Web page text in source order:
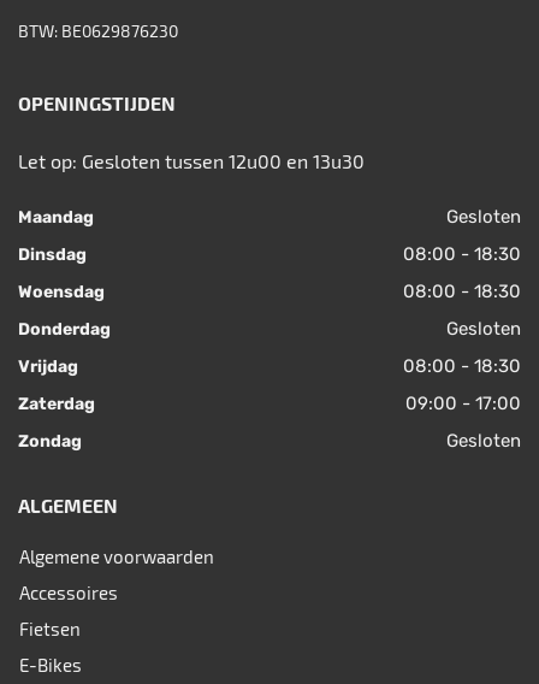
BTW: BE0629876230
OPENINGSTIJDEN
Let op: Gesloten tussen 12u00 en 13u30
Maandag Gesloten
Dinsdag 08:00 - 18:30
Woensdag 08:00 - 18:30
Donderdag Gesloten
Vrijdag 08:00 - 18:30
Zaterdag 09:00 - 17:00
Zondag Gesloten
ALGEMEEN
Algemene voorwaarden
Accessoires
Fietsen
E-Bikes